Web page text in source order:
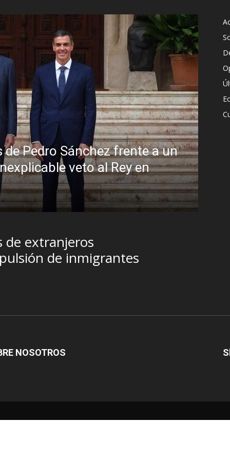
frente a un
al Rey en
Sin disimulo:
Brasil y la
R.C. Gómez 5 agosto, 2026
de extranjeros
de inmigrantes
NOSOTROS